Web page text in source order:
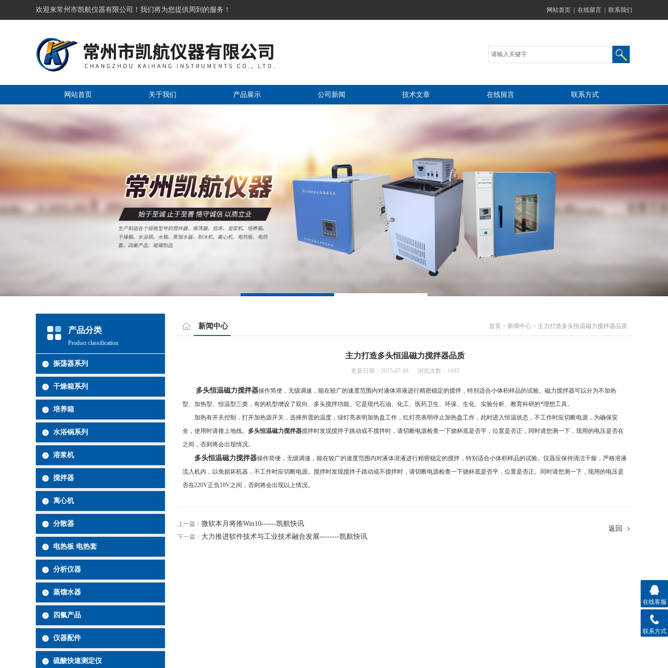
欢迎来常州市凯航仪器有限公司！我们将为您提供周到的服务！ 网站首页 在线留言 联系我们
网站首页 关于我们 产品展示 公司新闻 技术文章 在线留言 联系方式
新闻中心 首页 > 新闻中心 > 主力打造多头恒温磁力搅拌器品质
主力打造多头恒温磁力搅拌器品质
更新日期：2015-07-16 浏览次数：1693
多头恒温磁力搅拌器操作简便，无级调速，能在较广的速度范围内对液体溶液进行精密稳定的搅拌，特别适合小体积样品的试验。磁力搅拌器可以分为不加热
型、加热型、恒温型三类，有的机型增设了双向、多头搅拌功能。它是现代石油、化工、医药卫生、环保、生化、实验分析、教育科研的*理想工具。
加热有开关控制，打开加热源开关，选择所需的温度，绿灯亮表明加热盘工作，红灯亮表明停止加热盘工作，此时进入恒温状态，不工作时应切断电源，为确保安
全，使用时请接上地线。 多头恒温磁力搅拌器搅拌时发现搅拌子跳动或不搅拌时，请切断电源检查一下烧杯底是否平，位置是否正，同时请您测一下，现用的电压是否在
之间，否则将会出现情况。
多头恒温磁力搅拌器操作简便，无级调速，能在较广的速度范围内对液体溶液进行精密稳定的搅拌，特别适合小体积样品的试验。仪器应保持清洁干燥，严格溶液
流入机内，以免损坏机器，不工作时应切断电源。搅拌时发现搅拌子跳动或不搅拌时，请切断电源检查一下烧杯底是否平，位置是否正。同时请您测一下，现用的电压是
否在220V正负10V之间，否则将会出现以上情况。
上一篇： 微软本月将推Win10------凯航快讯
下一篇： 大力推进软件技术与工业技术融合发展--------凯航快讯
返回
产品分类
Product classification
振荡器系列
干燥箱系列
培养箱
水浴锅系列
溶浆机
搅拌器
离心机
分散器
电热板 电热套
分析仪器
蒸馏水器
四氟产品
仪器配件
硫酸快速测定仪
在线客服
联系方式